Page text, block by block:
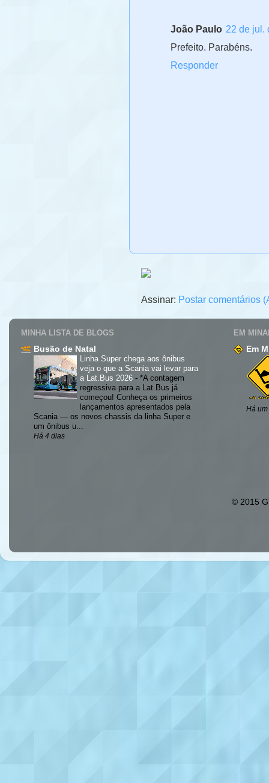
João Paulo 22 de jul.
Prefeito. Parabéns.
Responder
Assinar: Postar comentários
MINHA LISTA DE BLOGS
Busão de Natal
Linha Super chega aos ônibus
veja o que a Scania vai levar para
a Lat.Bus 2026 - *A contagem
regressiva para a Lat.Bus já
começou! Conheça os primeiros
lançamentos apresentados pela
Scania — os novos chassis da linha Super e
um ônibus u...
Há 4 dias
EM
Em
Há
© 2015